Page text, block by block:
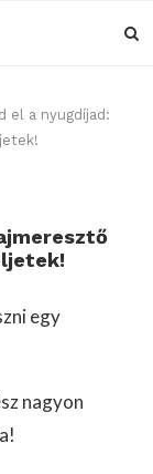
el a nyugdíjad:
egy
nagyon